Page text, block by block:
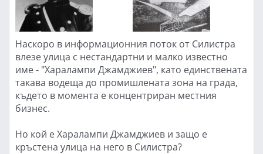
Наскоро в информационния поток от Силистра
влезе улица с нестандартни и малко известно
име - "Харалампи Джамджиев", като единствената
такава водеща до промишлената зона на града,
където в момента е концентриран местния
бизнес.
Но кой е Харалампи Джамджиев и защо е
кръстена улица на него в Силистра?